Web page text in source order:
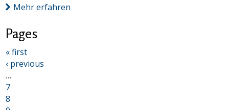
Mehr erfahren
Pages
« first
‹ previous
…
7
8